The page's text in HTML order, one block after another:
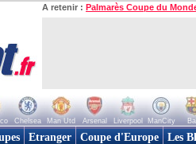
A retenir : Palmarès Coupe du
Chelsea Man Utd Arsenal Liverpool ManCity
Etranger Coupe d'Europe Les